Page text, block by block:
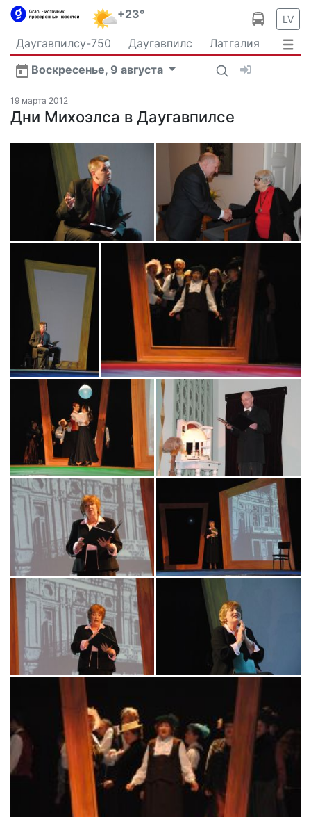
+23° LV
Даугавпилсу-750 Даугавпилс
Латгалия
Латвия
Политика Происшествия
Спорт
Общество
Воскресенье, 9 августа
Новости Даугавпилса
Транспорт
В мире
Рыбалка и охота
19 марта 2012
Дни Михоэлса в Даугавпилсе